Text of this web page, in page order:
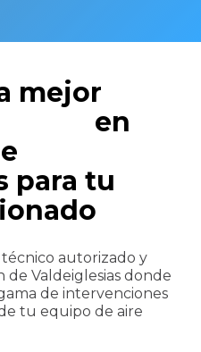
mejor
en
para tu
técnico autorizado y
Valdeiglesias donde
de intervenciones
tu equipo de aire